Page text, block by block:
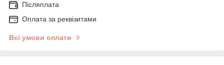
Післяплата
Оплата за реквізитами
Всі умови оплати